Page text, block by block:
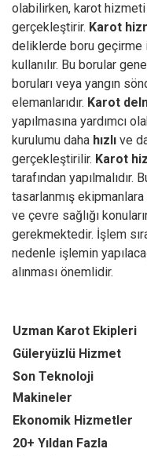
olabilirken, karot
gerçekleştirir. Karot
deliklerde boru geçirme
kullanılır. Bu borular
boruları veya yangın
elemanlarıdır. Karot
yapılmasına yardımcı
kurulumu daha hızlı ve
gerçekleştirilir. Karot
tarafından
tasarlanmış ekipmanlara
ve çevre sağlığı
gerekmektedir. İşlem
nedenle işlemin
alınması önemlidir.
Uzman Karot Ekipleri
Güleryüzlü Hizmet
Son Teknoloji
Makineler
Ekonomik Hizmetler
20+ Yıldan Fazla